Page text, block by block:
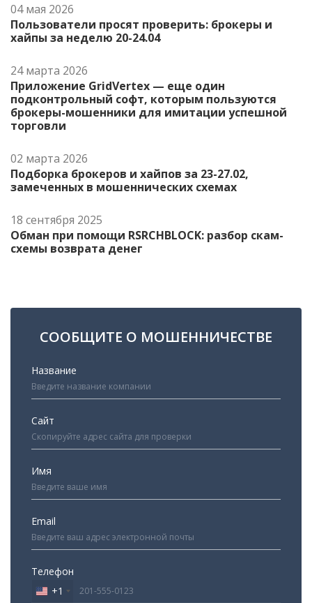
04 мая 2026
Пользователи просят проверить: брокеры и
хайпы за неделю 20-24.04
24 марта 2026
Приложение GridVertex — еще один
подконтрольный софт, которым пользуются
брокеры-мошенники для имитации успешной
торговли
02 марта 2026
Подборка брокеров и хайпов за 23-27.02,
замеченных в мошеннических схемах
18 сентября 2025
Обман при помощи RSRCHBLOCK: разбор скам-
схемы возврата денег
СООБЩИТЕ О МОШЕННИЧЕСТВЕ
Название
Сайт
Имя
Email
Телефон
United
+1